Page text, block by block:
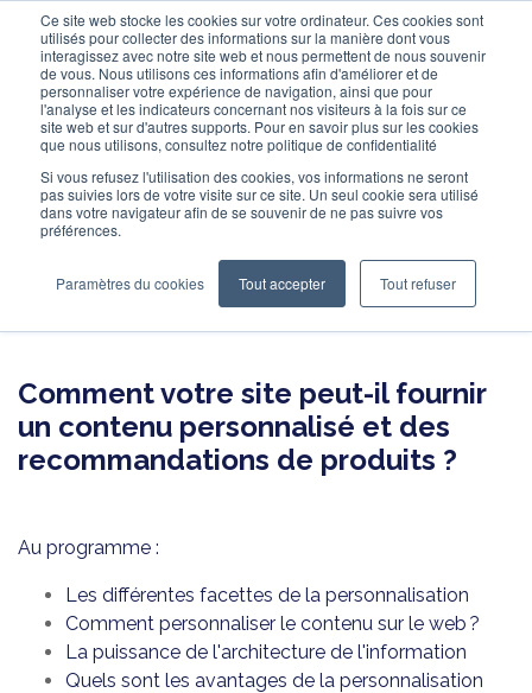
Ce site web stocke les cookies sur votre ordinateur. Ces cookies sont
utilisés pour collecter des informations sur la manière dont vous
interagissez avec notre site web et nous permettent de nous souvenir
de vous. Nous utilisons ces informations afin d'améliorer et de
personnaliser votre expérience de navigation, ainsi que pour
l'analyse et les indicateurs concernant nos visiteurs à la fois sur ce
site web et sur d'autres supports. Pour en savoir plus sur les cookies
que nous utilisons, consultez notre politique de confidentialité
Si vous refusez l'utilisation des cookies, vos informations ne seront
pas suivies lors de votre visite sur ce site. Un seul cookie sera utilisé
dans votre navigateur afin de se souvenir de ne pas suivre vos
préférences.
Paramètres du cookies Tout accepter Tout refuser
E-BOOK
Les bases de la
personnalisation
Comment votre site peut-il fournir
un contenu personnalisé et des
recommandations de produits ?
Au programme :
Les différentes facettes de la personnalisation
Comment personnaliser le contenu sur le web ?
La puissance de l'architecture de l'information
Quels sont les avantages de la personnalisation